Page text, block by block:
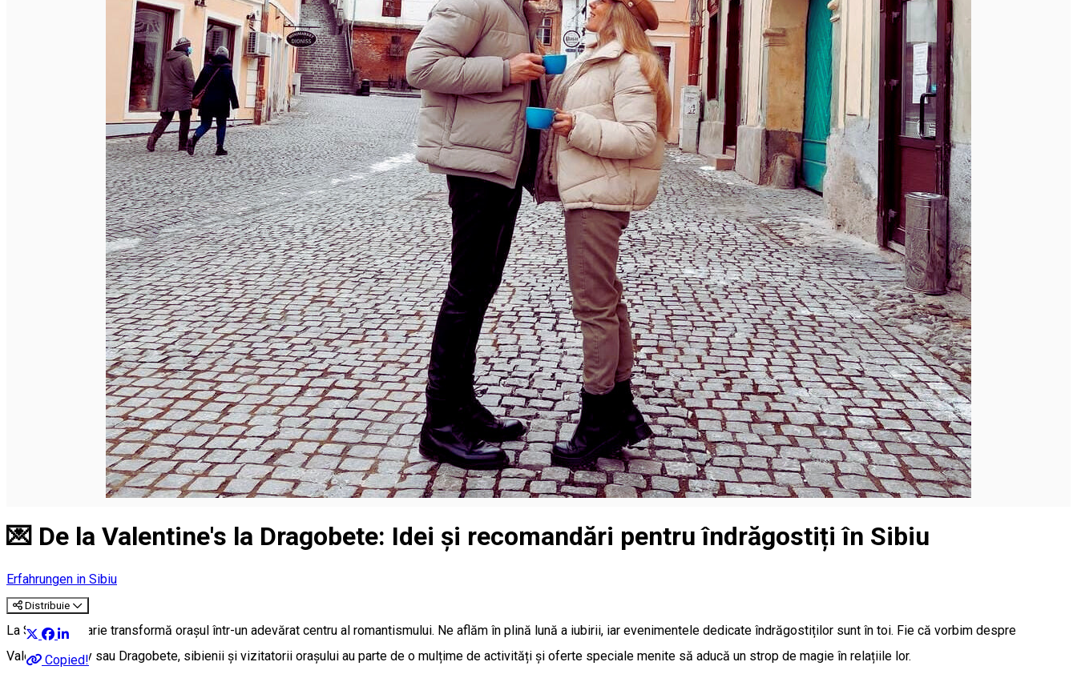
💌 De la Valentine's la Dragobete: Idei și recomandări pentru îndrăgostiți în Sibiu
Erfahrungen in Sibiu
Distribuie
Copied!
La Sibiu, februarie transformă orașul într-un adevărat centru al romantismului. Ne aflăm în plină lună a iubirii, iar evenimentele dedicate îndrăgostiților sunt în toi. Fie că vorbim despre
Valentine's Day sau Dragobete, sibienii și vizitatorii orașului au parte de o mulțime de activități și oferte speciale menite să aducă un strop de magie în relațiile lor.